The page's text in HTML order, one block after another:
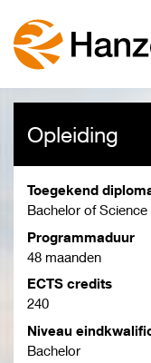
Opleiding
Toegekend
Bachelor of Science
Programmaduur
48 maanden
ECTS credits
240
Niveau
Bachelor